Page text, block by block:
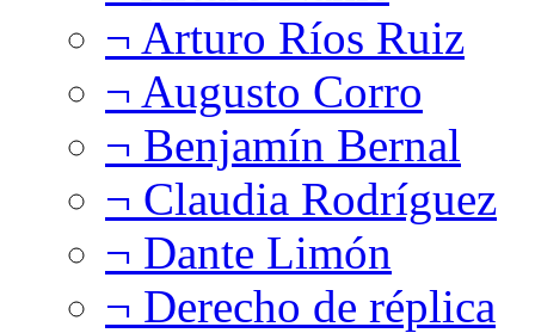
¬ Arturo Ríos Ruiz
¬ Augusto Corro
¬ Benjamín Bernal
¬ Claudia Rodríguez
¬ Dante Limón
¬ Derecho de réplica